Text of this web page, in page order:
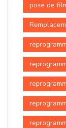
pose de